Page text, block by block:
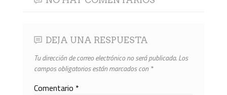
DEJA UNA RESPUESTA
Tu dirección de correo electrónico no será publicada.Los
campos obligatorios están marcados con *
Comentario *